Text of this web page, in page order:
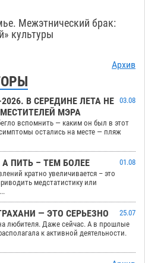
Межэтнический брак:
культуры
Архив
В СЕРЕДИНЕ ЛЕТА НЕ
МЭРА
03.08
вспомнить — каким он был в этот
остались на месте — пляж
ПИТЬ – ТЕМ БОЛЕЕ
01.08
кратно увеличивается – это
медстатистику или
— ЭТО СЕРЬЕЗНО
25.07
любителя. Даже сейчас. А в прошлые
к активной деятельности.